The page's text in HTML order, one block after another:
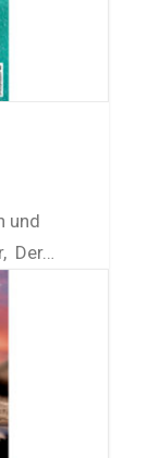
und
Der…